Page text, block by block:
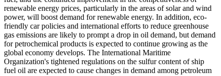
renewable energy prices, particularly in the areas of solar and wind
power, will boost demand for renewable energy. In addition, eco-
friendly car policies and international efforts to reduce greenhouse
gas emissions are likely to prompt a drop in oil demand, but demand
for petrochemical products is expected to continue growing as the
global economy develops. The International Maritime
Organization's tightened regulations on the sulfur content of ship
fuel oil are expected to cause changes in demand among petroleum